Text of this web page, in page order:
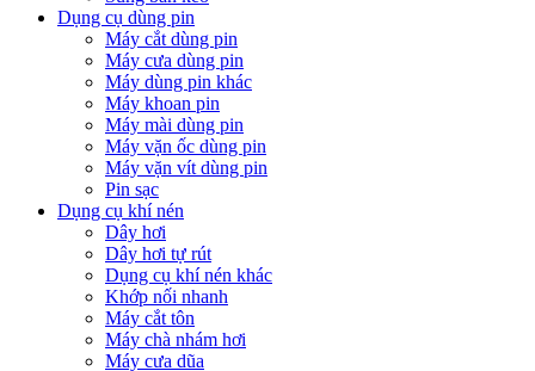
Dụng cụ dùng pin
Máy cắt dùng pin
Máy cưa dùng pin
Máy dùng pin khác
Máy khoan pin
Máy mài dùng pin
Máy vặn ốc dùng pin
Máy vặn vít dùng pin
Pin sạc
Dụng cụ khí nén
Dây hơi
Dây hơi tự rút
Dụng cụ khí nén khác
Khớp nối nhanh
Máy cắt tôn
Máy chà nhám hơi
Máy cưa dũa